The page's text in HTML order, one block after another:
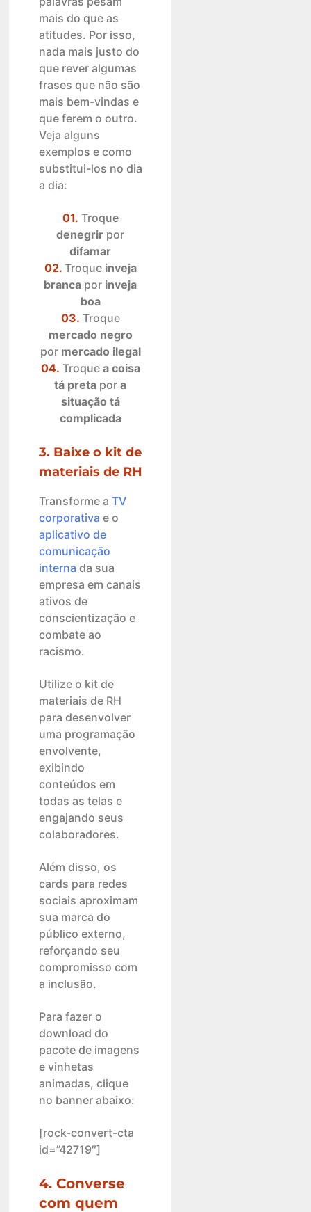
mais do que as
atitudes. Por isso,
nada mais justo do
que rever algumas
frases que não são
mais bem-vindas e
que ferem o outro.
Veja alguns
exemplos e como
substitui-los no dia
a dia:
01. Troque
denegrir por
difamar
02. Troque inveja
branca por inveja
boa
03. Troque
mercado negro
por mercado ilegal
04. Troque a coisa
tá preta pora
situação tá
complicada
3. Baixe o kit de
materiais de RH
Transforme a TV
corporativa e o
aplicativo de
comunicação
interna da sua
empresa em canais
ativos de
conscientização e
combate ao
racismo.
Utilize o kit de
materiais de RH
para desenvolver
uma programação
envolvente,
exibindo
conteúdos em
todas as telas e
engajando seus
colaboradores.
Além disso, os
cards para redes
sociais aproximam
sua marca do
público externo,
reforçando seu
compromisso com
a inclusão.
Para fazer o
download do
pacote de imagens
e vinhetas
animadas, clique
no banner abaixo:
[rock-convert-cta
id=”42719″]
4. Converse
com quem